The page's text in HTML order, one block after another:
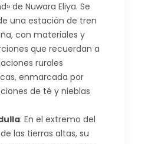
de Nuwara Eliya. Se
una estación de tren
con materiales y
que recuerdan a
rurales
enmarcada por
de té y nieblas
: En el extremo del
las tierras altas, su